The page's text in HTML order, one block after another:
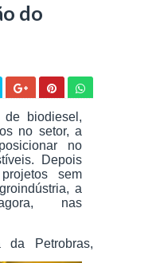
do
biodiesel,
no setor, a
no
Depois
sem
a
nas
da Petrobras,